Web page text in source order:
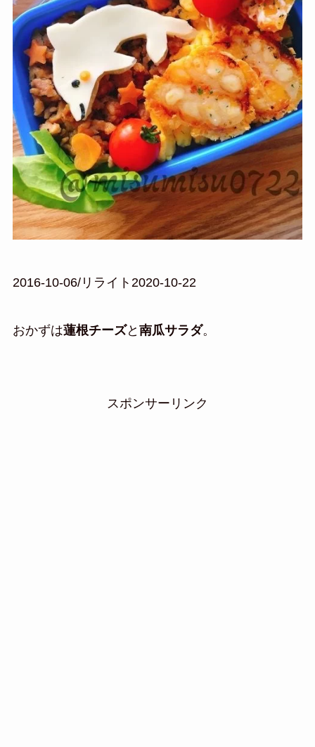
2016-10-06/リライト2020-10-22
おかずは蓮根チーズと 南瓜サラダ。
スポンサーリンク